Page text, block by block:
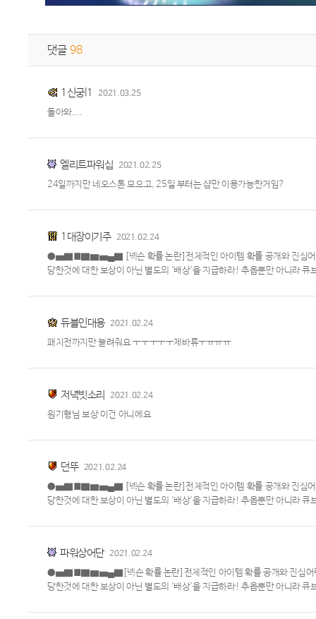
댓글 98
1신궁l1 2021.03.25
돌아와....
엘리트파워십 2021.02.25
24일까지만 네오스톤 모으고, 25일 부터는 샵만 이용가능한거임?
1대장이기주 2021.02.24
●▅▇█▇▆▅▄▇ [넥슨 확률 논란]전체적인 아이템 확률 공개와 진심어린
당한것에 대한 보상이 아닌 별도의 '배상'을 지급하라! 추옵뿐만 아니라
듀블인대용 2021.02.24
패치전까지만 늘려줘요 ㅜㅜㅜㅜㅜ제바류ㅜㅠㅠㅠ
저녁빗소리 2021.02.24
원기형님 보상 이건 아니에요
던뚜 2021.02.24
●▅▇█▇▆▅▄▇ [넥슨 확률 논란]전체적인 아이템 확률 공개와 진심어린
당한것에 대한 보상이 아닌 별도의 '배상'을 지급하라! 추옵뿐만 아니라
파워상어단 2021.02.24
●▅▇█▇▆▅▄▇[넥슨 확률 논란]전체적인 아이템 확률 공개와 진심어린
당한것에 대한 보상이 아닌 별도의 '배상'을 지급하라! 추옵뿐만 아니라